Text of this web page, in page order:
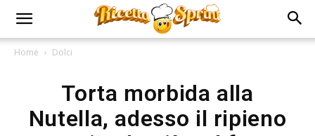
Home Dolci
Torta morbida alla
Nutella, adesso il ripieno